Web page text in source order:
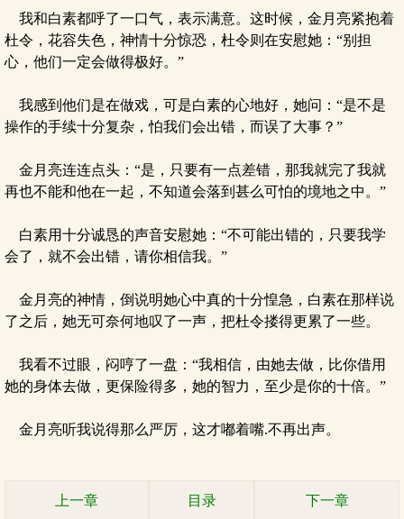
我和白素都呼了一口气，表示满意。这时候，金月亮紧抱着
杜令，花容失色，神情十分惊恐，杜令则在安慰她：“别担
心，他们一定会做得极好。”
我感到他们是在做戏，可是白素的心地好，她问：“是不是
操作的手续十分复杂，怕我们会出错，而误了大事？”
金月亮连连点头：“是，只要有一点差错，那我就完了我就
再也不能和他在一起，不知道会落到甚么可怕的境地之中。”
白素用十分诚恳的声音安慰她：“不可能出错的，只要我学
会了，就不会出错，请你相信我。”
金月亮的神情，倒说明她心中真的十分惶急，白素在那样说
了之后，她无可奈何地叹了一声，把杜令搂得更累了一些。
我看不过眼，闷哼了一盘：“我相信，由她去做，比你借用
她的身体去做，更保险得多，她的智力，至少是你的十倍。”
金月亮听我说得那么严厉，这才嘟着嘴.不再出声。
上一章 目录 下一章